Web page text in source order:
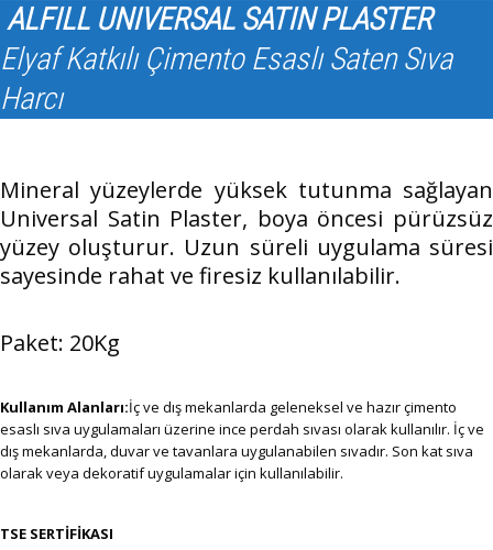
ALFILL UNIVERSAL SATIN PLASTER
Elyaf Katkılı Çimento Esaslı Saten Sıva
Harcı
Mineral yüzeylerde yüksek tutunma sağlayan
Universal Satin Plaster, boya öncesi pürüzsüz
yüzey oluşturur. Uzun süreli uygulama süresi
sayesinde rahat ve firesiz kullanılabilir.
Paket: 20Kg
Kullanım Alanları:İç ve dış mekanlarda geleneksel ve hazır çimento
esaslı sıva uygulamaları üzerine ince perdah sıvası olarak kullanılır. İç ve
dış mekanlarda, duvar ve tavanlara uygulanabilen sıvadır. Son kat sıva
olarak veya dekoratif uygulamalar için kullanılabilir.
TSE SERTİFİKASI